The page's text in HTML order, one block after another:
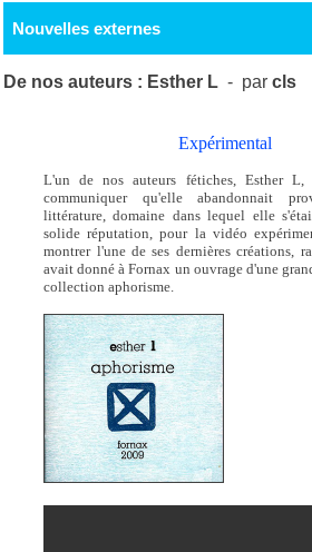
Nouvelles externes
De nos auteurs : Esther L - parcls
Expérimental
L'un de nos auteurs fétiches, Esther
communiquer qu'elle abandonnait
littérature, domaine dans lequel elle
solide réputation, pour la vidéo
montrer l'une de ses dernières créations,
avait donné à Fornax un ouvrage d'une
collection aphorisme.